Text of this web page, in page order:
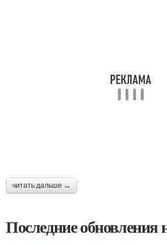
читать дальше →
Последние обновления